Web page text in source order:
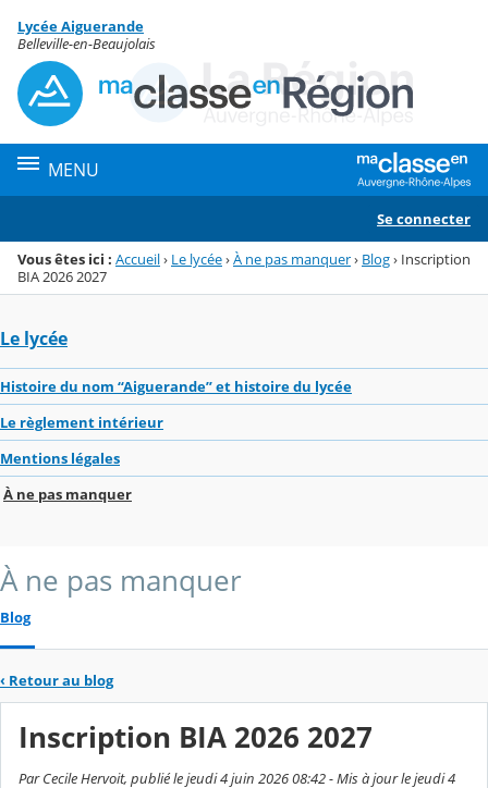
Menu de la rubrique
Contenu
Lycée Aiguerande
Belleville-en-Beaujolais
MENU
Se connecter
Vous êtes ici : Accueil› Le lycée›À ne pas manquer› Blog› Inscription
BIA 2026 2027
Le lycée
Histoire du nom “Aiguerande” et histoire du lycée
Le règlement intérieur
Mentions légales
À ne pas manquer
À ne pas manquer
Blog
‹ Retour au blog
Inscription BIA 2026 2027
Par Cecile Hervoit, publié le jeudi 4 juin 2026 08:42 - Mis à jour le jeudi 4